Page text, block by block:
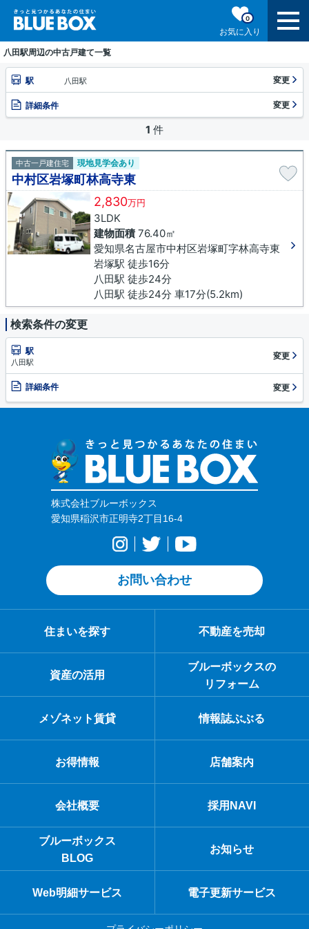
お気に入り
0
八田駅周辺の中古戸建て一覧
駅 八田駅 変更
詳細条件 変更
1 件
中古一戸建住宅 現地見学会あり
中村区岩塚町林高寺東
2,830万円
3LDK
建物面積76.40㎡
愛知県名古屋市中村区岩塚町字林高寺東
岩塚駅 徒歩16分
八田駅 徒歩24分
八田駅 徒歩24分 車17分(5.2km)
検索条件の変更
駅
八田駅
変更
詳細条件 変更
株式会社ブルーボックス
愛知県稲沢市正明寺2丁目16-4
お問い合わせ
住まいを探す 不動産を売却
資産の活用
ブルーボックスの
リフォーム
メゾネット賃貸 情報誌ぶぶる
お得情報 店舗案内
会社概要 採用NAVI
ブルーボックス
BLOG
お知らせ
Web明細サービス 電子更新サービス